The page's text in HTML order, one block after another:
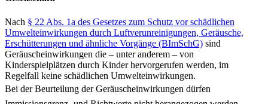
Nach § 22 Abs. 1a des Gesetzes zum Schutz vor schädlichen
Umwelteinwirkungen durch Luftverunreinigungen, Geräusche,
Erschütterungen und ähnliche Vorgänge (BImSchG) sind
Geräuscheinwirkungen die – unter anderem – von
Kinderspielplätzen durch Kinder hervorgerufen werden, im
Regelfall keine schädlichen Umwelteinwirkungen.
Bei der Beurteilung der Geräuscheinwirkungen dürfen